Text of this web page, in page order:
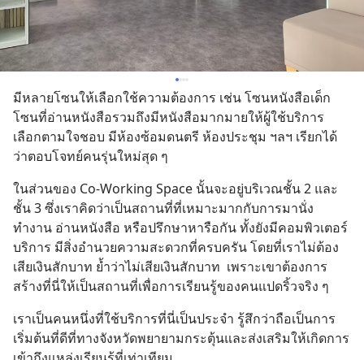
มีหลายโซนให้เลือกใช้ความต้องการ เช่น โซนหนังสือเด็ก
โซนที่อ่านหนังสือรวมถึงมีหนังสือมากมายให้ผู้ใช้บริการ
เลือกตามใจชอบ มีห้องซ้อมดนตรี ห้องประชุม ฯลฯ เรียกได้
ว่าตอบโจทย์คนรุ่นใหม่สุด ๆ
ในส่วนของ Co-Working Space นั้นจะอยู่บริเวณชั้น 2 และ
ชั้น 3 ซึ่งเราคิดว่าเป็นสถานที่ที่เหมาะมากกับการมานั่ง
ทำงาน อ่านหนังสือ หรือปรึกษาหารือกัน ทั้งยังมีคอมพิวเตอร์
บริการ มีสิ่งอำนวยความสะดวกที่ครบครัน โดยที่เราไม่ต้อง
เสียเงินสักบาท ย้ำว่าไม่เสียเงินสักบาท  เพราะเขาต้องการ
สร้างที่นี่ให้เป็นสถานที่เพื่อการเรียนรู้ของคนแปดริ้วจริง ๆ
เราเป็นคนหนึ่งที่ใช้บริการที่นี่เป็นประจำ รู้สึกว่าถือเป็นการ
เริ่มต้นที่ดีที่ทางจังหวัดพยายามกระตุ้นและส่งเสริมให้เกิดการ